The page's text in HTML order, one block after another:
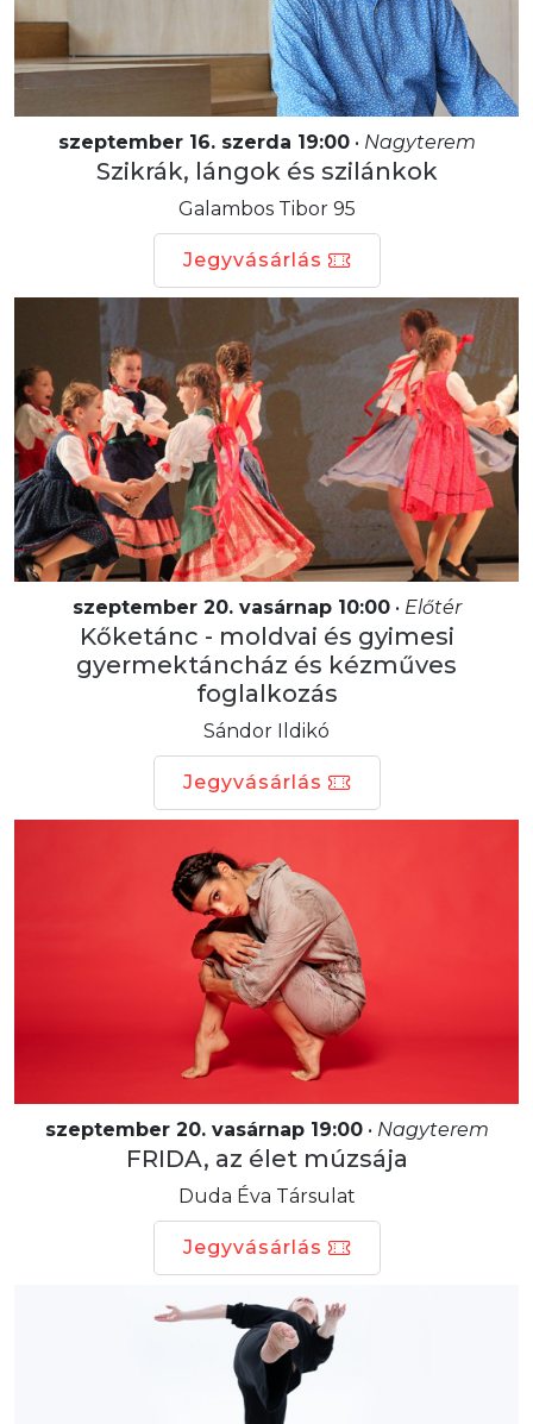
szeptember 16. szerda 19:00• Nagyterem
Szikrák, lángok és szilánkok
Galambos Tibor 95
Jegyvásárlás
szeptember 20. vasárnap 10:00• Előtér
Kőketánc - moldvai és gyimesi
gyermektáncház és kézműves
foglalkozás
Sándor Ildikó
Jegyvásárlás
szeptember 20. vasárnap 19:00• Nagyterem
FRIDA, az élet múzsája
Duda Éva Társulat
Jegyvásárlás